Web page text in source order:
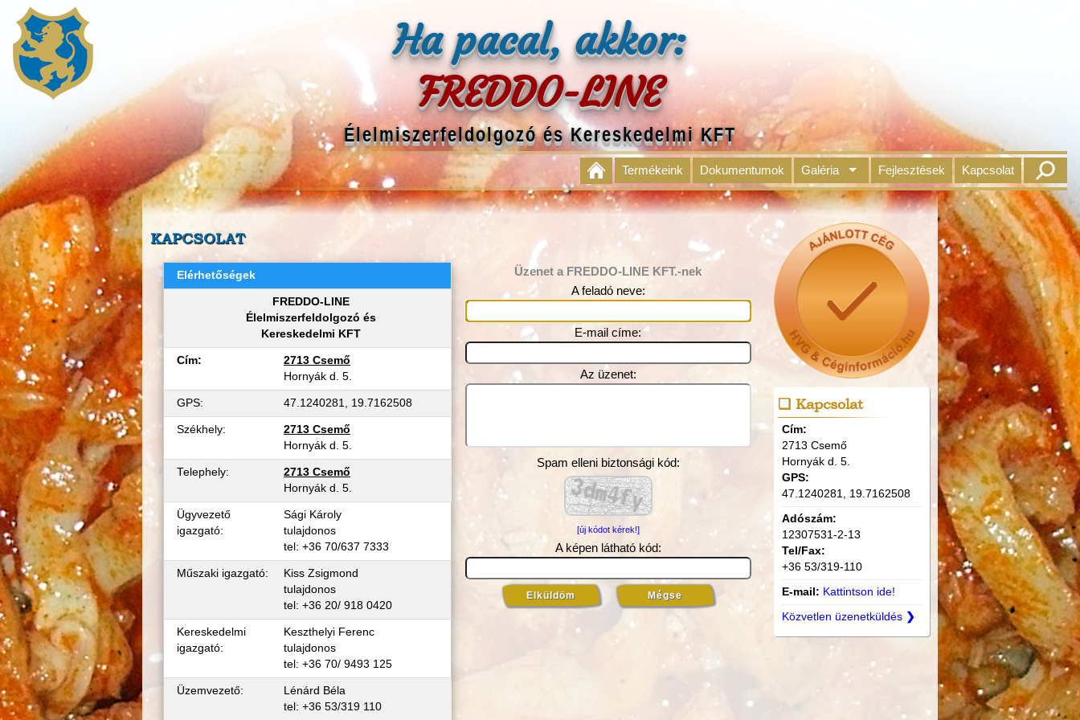
Ha pacal, akkor:
FREDDO-LINE
Élelmiszerfeldolgozó és Kereskedelmi KFT
Termékeink Dokumentumok Galéria Fejlesztések Kapcsolat
KAPCSOLAT
Elérhetőségek
FREDDO-LINE
Élelmiszerfeldolgozó és
Kereskedelmi KFT
Cím:
2713 Csemő
Hornyák d. 5.
GPS: 47.1240281, 19.7162508
Székhely:
2713 Csemő
Hornyák d. 5.
Telephely:
2713 Csemő
Hornyák d. 5.
Ügyvezető
igazgató:
Sági Károly
tulajdonos
tel: +36 70/637 7333
Műszaki igazgató:
Kiss Zsigmond
tulajdonos
tel: +36 20/ 918 0420
Kereskedelmi
igazgató:
Keszthelyi Ferenc
tulajdonos
tel: +36 70/ 9493 125
Üzemvezető:
Lénárd Béla
tel: +36 53/319 110
Üzenet a FREDDO-LINE KFT.-nek
A feladó neve:
E-mail címe:
Az üzenet:
Spam elleni biztonsági kód:
[új kódot kérek!]
A képen látható kód:
Kapcsolat
Cím:
2713 Csemő
Hornyák d. 5.
GPS:
47.1240281, 19.7162508
Adószám:
12307531-2-13
Tel/Fax:
+36 53/319-110
E-mail: Kattintson ide!
Közvetlen üzenetküldés ❯